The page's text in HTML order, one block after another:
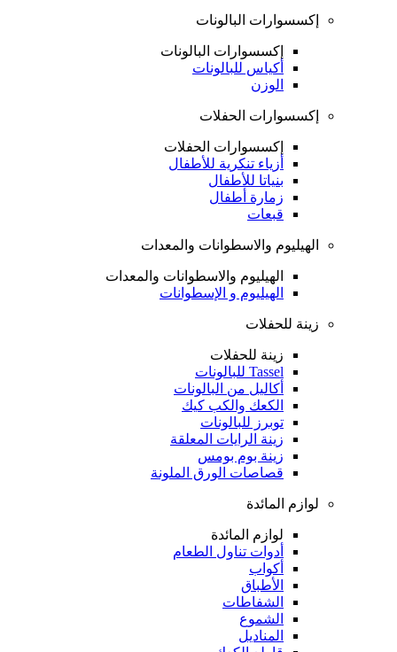
إكسسوارات البالونات
إكسسوارات البالونات
أكياس للبالونات
الوزن
إكسسوارات الحفلات
إكسسوارات الحفلات
أزياء تنكرية للأطفال
بنياتا للأطفال
زمارة أطفال
قبعات
الهيليوم والاسطوانات والمعدات
الهيليوم والاسطوانات والمعدات
الهيليوم و الإسطوانات
زينة للحفلات
زينة للحفلات
Tassel للبالونات
أكاليل من البالونات
الكعك والكب كيك
توبرز للبالونات
زينة الرايات المعلقة
زينة بوم بومس
قصاصات الورق الملونة
لوازم المائدة
لوازم المائدة
أدوات تناول الطعام
أكواب
الأطباق
الشفاطات
الشموع
المناديل